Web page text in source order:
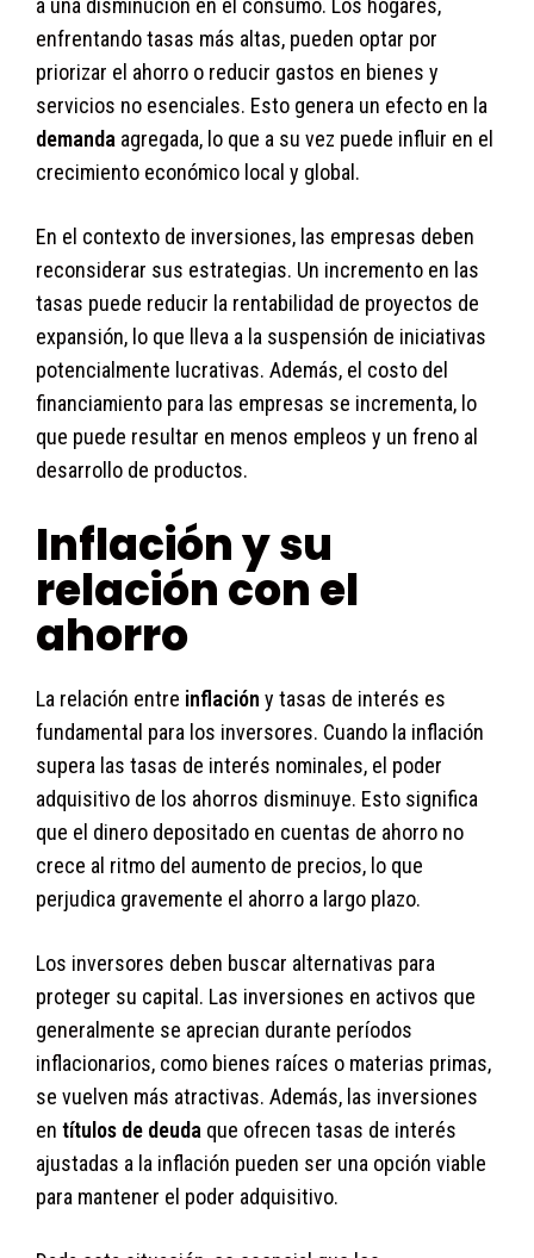
a una disminución en el consumo. Los hogares,
enfrentando tasas más altas, pueden optar por
priorizar el ahorro o reducir gastos en bienes y
servicios no esenciales. Esto genera un efecto en la
demanda agregada, lo que a su vez puede influir en el
crecimiento económico local y global.
En el contexto de inversiones, las empresas deben
reconsiderar sus estrategias. Un incremento en las
tasas puede reducir la rentabilidad de proyectos de
expansión, lo que lleva a la suspensión de iniciativas
potencialmente lucrativas. Además, el costo del
financiamiento para las empresas se incrementa, lo
que puede resultar en menos empleos y un freno al
desarrollo de productos.
Inflación y su
relación con el
ahorro
La relación entre inflación y tasas de interés es
fundamental para los inversores. Cuando la inflación
supera las tasas de interés nominales, el poder
adquisitivo de los ahorros disminuye. Esto significa
que el dinero depositado en cuentas de ahorro no
crece al ritmo del aumento de precios, lo que
perjudica gravemente el ahorro a largo plazo.
Los inversores deben buscar alternativas para
proteger su capital. Las inversiones en activos que
generalmente se aprecian durante períodos
inflacionarios, como bienes raíces o materias primas,
se vuelven más atractivas. Además, las inversiones
en títulos de deuda que ofrecen tasas de interés
ajustadas a la inflación pueden ser una opción viable
para mantener el poder adquisitivo.